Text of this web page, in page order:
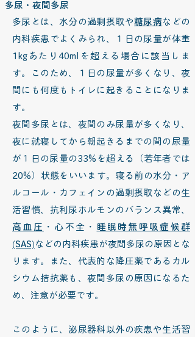
多尿・夜間多尿
多尿とは、水分の過剰摂取や糖尿病 などの
内科疾患でよくみられ、１日の尿量が体重
1kgあたり40mlを超える場合に該当しま
す。このため、１日の尿量が多くなり、夜
間にも何度もトイレに起きることになりま
す。
夜間多尿とは、夜間のみ尿量が多くなり、
夜に就寝してから朝起きるまでの間の尿量
が１日の尿量の33%を超える（若年者では
20%）状態をいいます。寝る前の水分・ア
ルコール・カフェインの過剰摂取などの生
活習慣、抗利尿ホルモンのバランス異常、
高血圧 ・心不全・ 睡眠時無呼吸症候群
(SAS) などの内科疾患が夜間多尿の原因とな
ります。また、代表的な降圧薬であるカル
シウム拮抗薬も、夜間多尿の原因になるた
め、注意が必要です。
このように、泌尿器科以外の疾患や生活習